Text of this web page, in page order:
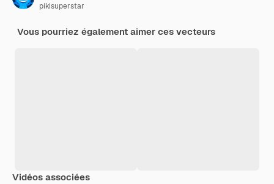
pikisuperstar
Vous pourriez également aimer ces vecteurs
Vidéos associées